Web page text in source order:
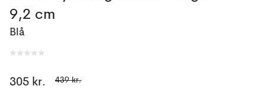
9,2 cm
Blå
305 kr. 439 kr.